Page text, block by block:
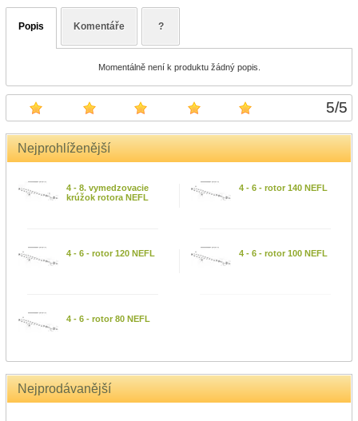
5/5
Nejprohlíženější
4 - 8. vymedzovacie
krúžok rotora NEFL
4 - 6 - rotor 140 NEFL
4 - 6 - rotor 120 NEFL 4 - 6 - rotor 100 NEFL
4 - 6 - rotor 80 NEFL
Nejprodávanější
Popis Komentáře ?
Momentálně není k produktu žádný popis.